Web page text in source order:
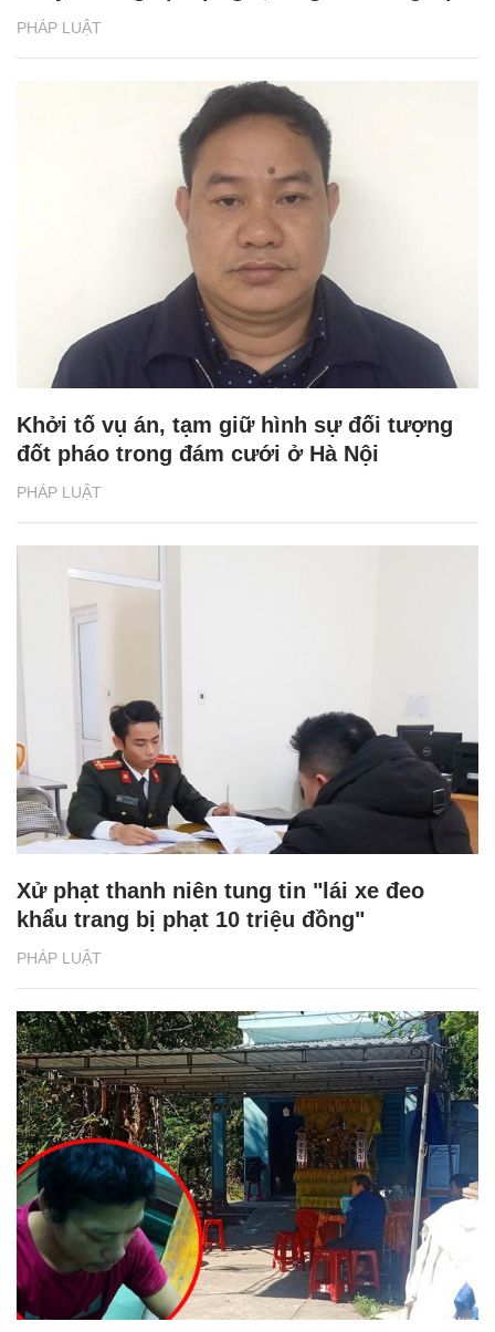
PHÁP LUẬT
PHÁP LUẬT
Khởi tố vụ án, tạm giữ hình sự đối tượng
đốt pháo trong đám cưới ở Hà Nội
PHÁP LUẬT
Xử phạt thanh niên tung tin "lái xe đeo
khẩu trang bị phạt 10 triệu đồng"